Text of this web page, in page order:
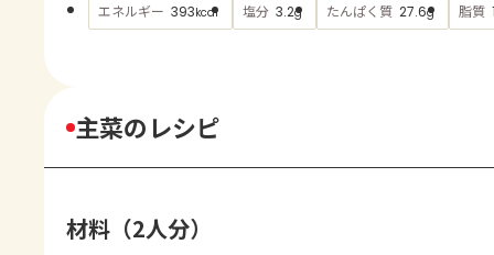
エネルギー 393kcal 塩分 3.2g たんぱく質 27.6g 脂質
主菜のレシピ
材料（2人分）